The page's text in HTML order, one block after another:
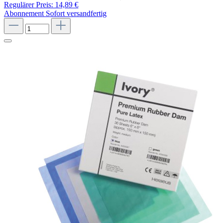
Regulärer Preis: 14,89 €
Abonnement Sofort versandfertig